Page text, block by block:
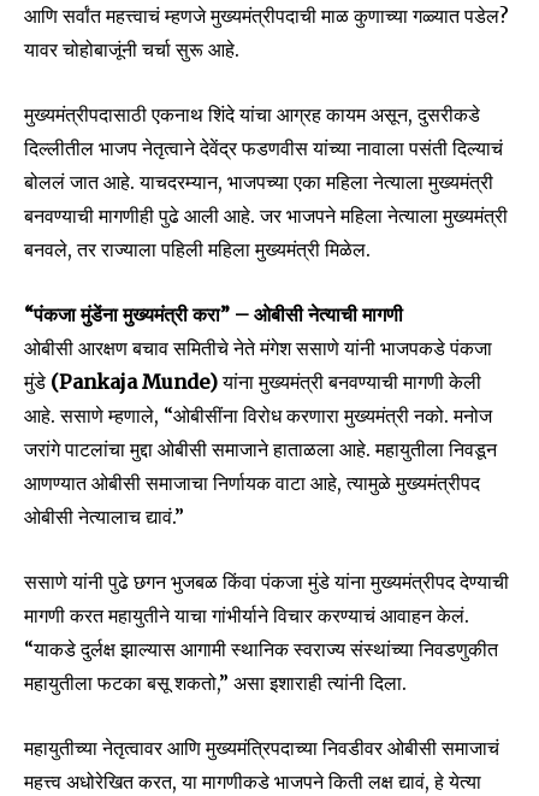
Join our community of
SUBSCRIBERS and be part of the
conversation.
To subscribe, simply enter your email address on our website
or click the subscribe button below. Don't worry, we respect
your privacy and won't spam your inbox. Your information is
safe with us.
आणि सर्वांत महत्त्वाचं म्हणजे मुख्यमंत्रीपदाची माळ कुणाच्या गळ्यात पडेल?
यावर चोहोबाजूंनी चर्चा सुरू आहे.
मुख्यमंत्रीपदासाठी एकनाथ शिंदे यांचा आग्रह कायम असून, दुसरीकडे
दिल्लीतील भाजप नेतृत्वाने देवेंद्र फडणवीस यांच्या नावाला पसंती दिल्याचं
बोललं जात आहे. याचदरम्यान, भाजपच्या एका महिला नेत्याला मुख्यमंत्री
बनवण्याची मागणीही पुढे आली आहे. जर भाजपने महिला नेत्याला मुख्यमंत्री
बनवले, तर राज्याला पहिली महिला मुख्यमंत्री मिळेल.
“पंकजा मुंडेंना मुख्यमंत्री करा” – ओबीसी नेत्याची मागणी
ओबीसी आरक्षण बचाव समितीचे नेते मंगेश ससाणे यांनी भाजपकडे पंकजा
मुंडे (Pankaja Munde)यांना मुख्यमंत्री बनवण्याची मागणी केली
आहे. ससाणे म्हणाले, “ओबीसींना विरोध करणारा मुख्यमंत्री नको. मनोज
जरांगे पाटलांचा मुद्दा ओबीसी समाजाने हाताळला आहे. महायुतीला निवडून
आणण्यात ओबीसी समाजाचा निर्णायक वाटा आहे, त्यामुळे मुख्यमंत्रीपद
ओबीसी नेत्यालाच द्यावं.”
ससाणे यांनी पुढे छगन भुजबळ किंवा पंकजा मुंडे यांना मुख्यमंत्रीपद देण्याची
मागणी करत महायुतीने याचा गांभीर्याने विचार करण्याचं आवाहन केलं.
“याकडे दुर्लक्ष झाल्यास आगामी स्थानिक स्वराज्य संस्थांच्या निवडणुकीत
महायुतीला फटका बसू शकतो,” असा इशाराही त्यांनी दिला.
महायुतीच्या नेतृत्वावर आणि मुख्यमंत्रिपदाच्या निवडीवर ओबीसी समाजाचं
महत्त्व अधोरेखित करत, या मागणीकडे भाजपने किती लक्ष द्यावं, हे येत्या